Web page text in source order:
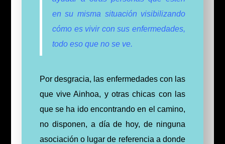
en su misma situación visibilizando
cómo es vivir con sus enfermedades,
todo eso que no se ve.
Por desgracia, las enfermedades con las
que vive Ainhoa, y otras chicas con las
que se ha ido encontrando en el camino,
no disponen, a día de hoy, de ninguna
asociación o lugar de referencia a donde